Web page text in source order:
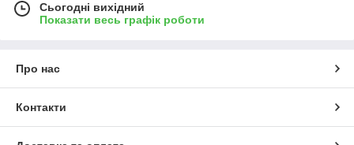
Сьогодні вихідний
Показати весь графік роботи
Про нас
Контакти